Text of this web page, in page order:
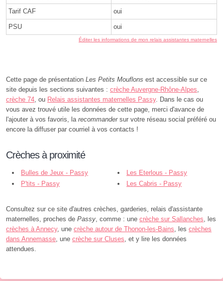
Tarif CAF oui
PSU oui
Éditer les informations de mon relais assistantes maternelles
Cette page de présentation Les Petits Mouflons est accessible sur ce
site depuis les sections suivantes : crèche Auvergne-Rhône-Alpes,
crèche 74, ou Relais assistantes maternelles Passy. Dans le cas ou
vous avez trouvé utile les données de cette page, merci d'avance de
l'ajouter à vos favoris, la recommandersur votre réseau social préféré ou
encore la diffuser par courriel à vos contacts !
Crèches à proximité
Bulles de Jeux - Passy
Les Eterlous - Passy
P'tits - Passy
Les Cabris - Passy
Consultez sur ce site d'autres crèches, garderies, relais d'assistante
maternelles, proches de Passy, comme : une crèche sur Sallanches, les
crèches à Annecy, une crèche autour de Thonon-les-Bains, les crèches
dans Annemasse, une crèche sur Cluses, et y lire les données
attendues.